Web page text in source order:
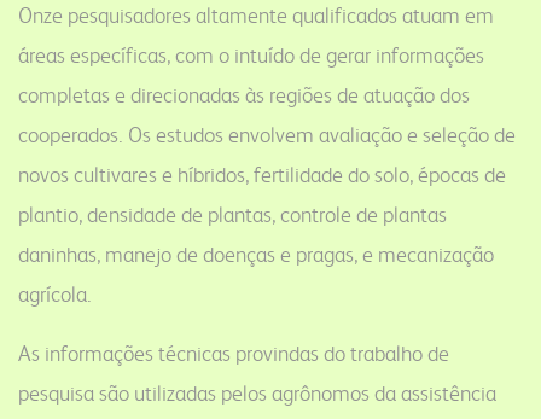
Onze pesquisadores altamente qualificados atuam em
áreas específicas, com o intuído de gerar informações
completas e direcionadas às regiões de atuação dos
cooperados. Os estudos envolvem avaliação e seleção de
novos cultivares e híbridos, fertilidade do solo, épocas de
plantio, densidade de plantas, controle de plantas
daninhas, manejo de doenças e pragas, e mecanização
agrícola.
As informações técnicas provindas do trabalho de
pesquisa são utilizadas pelos agrônomos da assistência